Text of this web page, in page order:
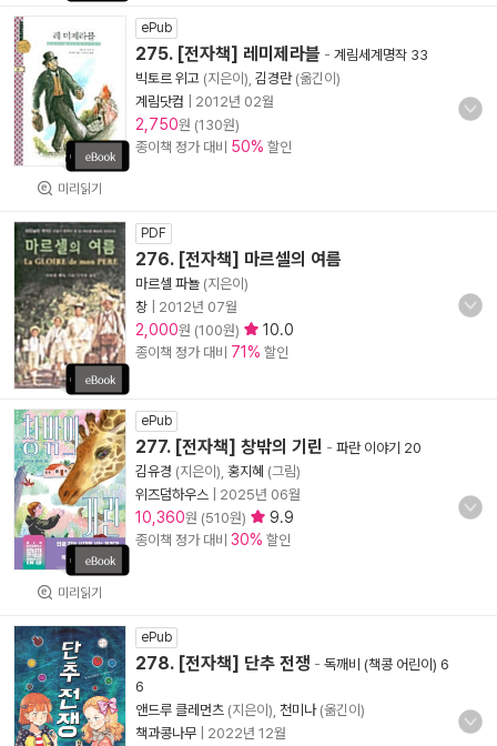
미리읽기
ePub
275. [전자책] 레미제라블 - 계림세계명작 33
빅토르 위고 (지은이), 김경란(옮긴이)
계림닷컴
2012년 02월
2,750원 (130원)
종이책 정가 대비 50% 할인
PDF
276. [전자책] 마르셀의 여름
마르셀 파뇰 (지은이)
창
2012년 07월
2,000원 (100원) 10.0
종이책 정가 대비 71% 할인
미리읽기
ePub
277. [전자책] 창밖의 기린 - 파란 이야기 20
김유경 (지은이), 홍지혜 (그림)
위즈덤하우스
2025년 06월
10,360원 (510원) 9.9
종이책 정가 대비 30% 할인
ePub
278. [전자책] 단추 전쟁 - 독깨비 (책콩 어린이) 6
6
앤드루 클레먼츠 (지은이), 천미나(옮긴이)
책과콩나무
2022년 12월